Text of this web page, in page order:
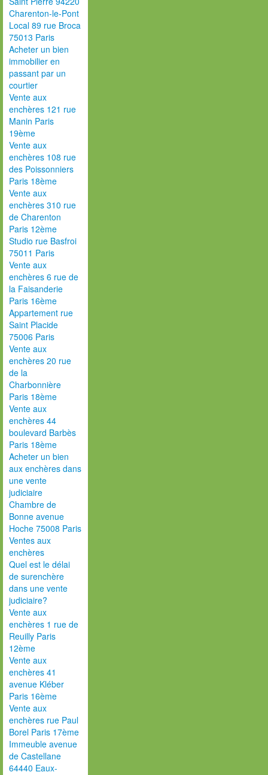
Charenton-le-Pont
Local 89 rue Broca
75013 Paris
Acheter un bien
immobilier en
passant par un
courtier
Vente aux
enchères 121 rue
Manin Paris
19ème
Vente aux
enchères 108 rue
des Poissonniers
Paris 18ème
Vente aux
enchères 310 rue
de Charenton
Paris 12ème
Studio rue Basfroi
75011 Paris
Vente aux
enchères 6 rue de
la Faisanderie
Paris 16ème
Appartement rue
Saint Placide
75006 Paris
Vente aux
enchères 20 rue
de la
Charbonnière
Paris 18ème
Vente aux
enchères 44
boulevard Barbès
Paris 18ème
Acheter un bien
aux enchères dans
une vente
judiciaire
Chambre de
Bonne avenue
Hoche 75008 Paris
Ventes aux
enchères
Quel est le délai
de surenchère
dans une vente
judiciaire?
Vente aux
enchères 1 rue de
Reuilly Paris
12ème
Vente aux
enchères 41
avenue Kléber
Paris 16ème
Vente aux
enchères rue Paul
Borel Paris 17ème
Immeuble avenue
de Castellane
64440 Eaux-